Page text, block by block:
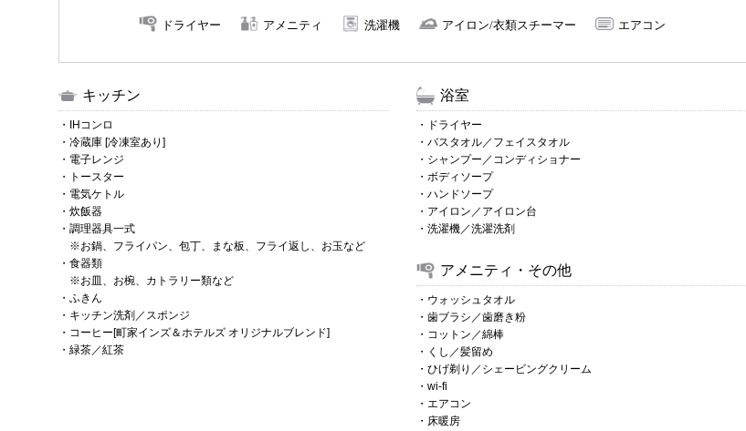
ドライヤー アメニティ 洗濯機 アイロン/衣類スチーマー エアコン
キッチン
・IHコンロ
・冷蔵庫 [冷凍室あり]
・電子レンジ
・トースター
・電気ケトル
・炊飯器
・調理器具一式
※お鍋、フライパン、包丁、まな板、フライ返し、お玉など
・食器類
※お皿、お椀、カトラリー類など
・ふきん
・キッチン洗剤／スポンジ
・コーヒー[町家インズ＆ホテルズ オリジナルブレンド]
・緑茶／紅茶
浴室
・ドライヤー
・バスタオル／フェイスタオル
・シャンプー／コンディショナー
・ボディソープ
・ハンドソープ
・アイロン／アイロン台
・洗濯機／洗濯洗剤
アメニティ・その他
・ウォッシュタオル
・歯ブラシ／歯磨き粉
・コットン／綿棒
・くし／髪留め
・ひげ剃り／シェービングクリーム
・wi-fi
・エアコン
・床暖房